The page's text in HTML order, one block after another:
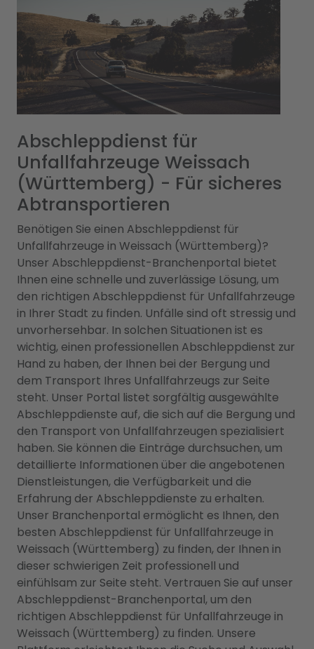
Abschleppdienst für
Unfallfahrzeuge Weissach
(Württemberg) - Für sicheres
Abtransportieren
Benötigen Sie einen Abschleppdienst für
Unfallfahrzeuge in Weissach (Württemberg)?
Unser Abschleppdienst-Branchenportal bietet
Ihnen eine schnelle und zuverlässige Lösung, um
den richtigen Abschleppdienst für Unfallfahrzeuge
in Ihrer Stadt zu finden. Unfälle sind oft stressig und
unvorhersehbar. In solchen Situationen ist es
wichtig, einen professionellen Abschleppdienst zur
Hand zu haben, der Ihnen bei der Bergung und
dem Transport Ihres Unfallfahrzeugs zur Seite
steht. Unser Portal listet sorgfältig ausgewählte
Abschleppdienste auf, die sich auf die Bergung und
den Transport von Unfallfahrzeugen spezialisiert
haben. Sie können die Einträge durchsuchen, um
detaillierte Informationen über die angebotenen
Dienstleistungen, die Verfügbarkeit und die
Erfahrung der Abschleppdienste zu erhalten.
Unser Branchenportal ermöglicht es Ihnen, den
besten Abschleppdienst für Unfallfahrzeuge in
Weissach (Württemberg) zu finden, der Ihnen in
dieser schwierigen Zeit professionell und
einfühlsam zur Seite steht. Vertrauen Sie auf unser
Abschleppdienst-Branchenportal, um den
richtigen Abschleppdienst für Unfallfahrzeuge in
Weissach (Württemberg) zu finden. Unsere